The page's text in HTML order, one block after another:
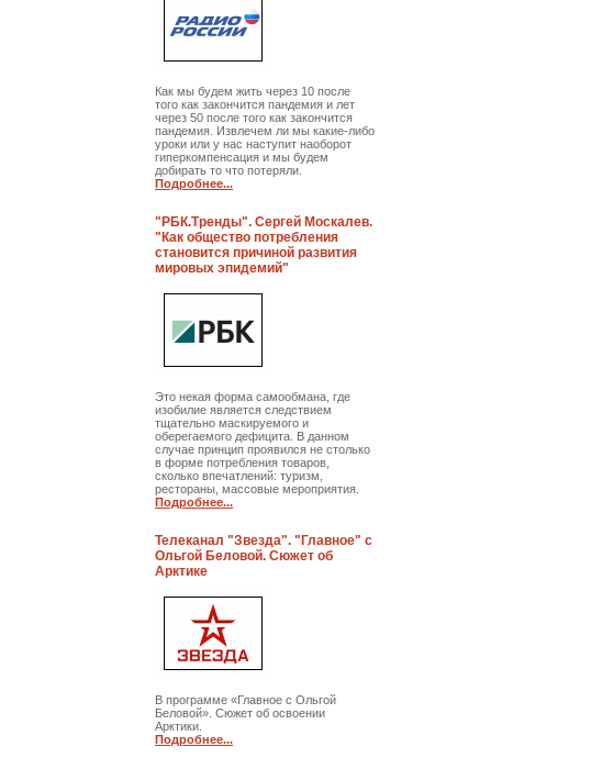
Как мы будем жить через 10 после
того как закончится пандемия и лет
через 50 после того как закончится
пандемия. Извлечем ли мы какие-либо
уроки или у нас наступит наоборот
гиперкомпенсация и мы будем
добирать то что потеряли.
Подробнее...
"РБК.Тренды". Сергей Москалев.
"Как общество потребления
становится причиной развития
мировых эпидемий"
Это некая форма самообмана, где
изобилие является следствием
тщательно маскируемого и
оберегаемого дефицита. В данном
случае принцип проявился не столько
в форме потребления товаров,
сколько впечатлений: туризм,
рестораны, массовые мероприятия.
Подробнее...
Телеканал "Звезда". "Главное" с
Ольгой Беловой. Сюжет об
Арктике
В программе «Главное с Ольгой
Беловой». Сюжет об освоении
Арктики.
Подробнее...